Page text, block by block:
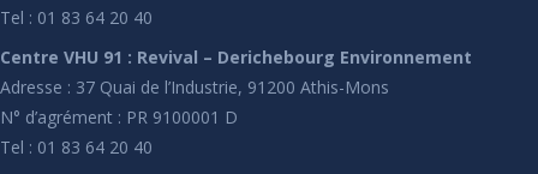
Tel : 01 83 64 20 40
Centre VHU 91 : Revival – Derichebourg Environnement
Adresse : 37 Quai de l’Industrie, 91200 Athis-Mons
N° d’agrément : PR 9100001 D
Tel : 01 83 64 20 40